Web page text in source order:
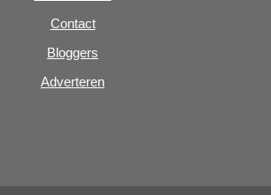
Contact
Bloggers
Adverteren